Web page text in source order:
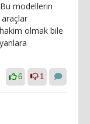
modellerin
araçlar
olmak bile
6 1